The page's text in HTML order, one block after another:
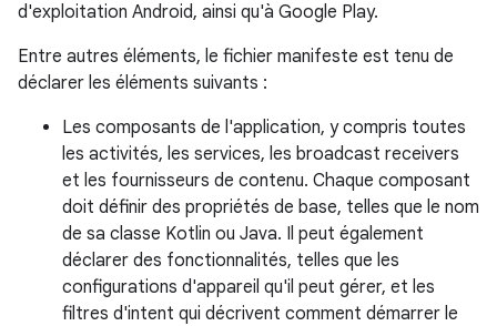
d'exploitation Android, ainsi qu'à Google Play.
Entre autres éléments, le fichier manifeste est tenu de
déclarer les éléments suivants :
Les composants de l'application, y compris toutes
les activités, les services, les broadcast receivers
et les fournisseurs de contenu. Chaque composant
doit définir des propriétés de base, telles que le nom
de sa classe Kotlin ou Java. Il peut également
déclarer des fonctionnalités, telles que les
configurations d'appareil qu'il peut gérer, et les
filtres d'intent qui décrivent comment démarrer le